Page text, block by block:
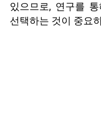
있으므로, 연구를
선택하는 것이 중요